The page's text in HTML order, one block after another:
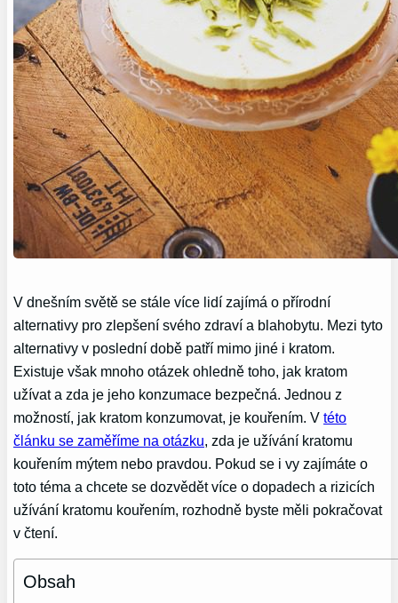
V dnešním světě se stále více lidí zajímá o přírodní
alternativy pro zlepšení svého zdraví a blahobytu. Mezi tyto
alternativy v poslední době patří mimo jiné i kratom.
Existuje však mnoho otázek ohledně toho, jak kratom
užívat a zda je jeho konzumace bezpečná. Jednou z
možností, jak kratom konzumovat, je kouřením. Vtéto
článku se zaměříme na otázku, zda je užívání kratomu
kouřením mýtem nebo pravdou. Pokud se i vy zajímáte o
toto téma a chcete se dozvědět více o dopadech a rizicích
užívání kratomu kouřením, rozhodně byste měli pokračovat
v čtení.
Obsah